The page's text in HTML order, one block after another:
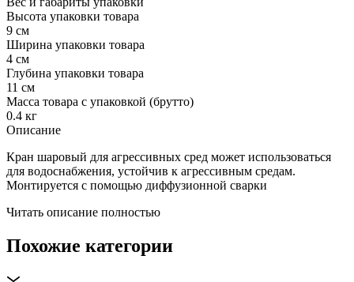
Высота упаковки товара
9 см
Ширина упаковки товара
4 см
Глубина упаковки товара
11 см
Масса товара с упаковкой (брутто)
0.4 кг
Описание
Кран шаровый для агрессивных сред может использоваться
для водоснабжения, устойчив к агрессивным средам.
Монтируется с помощью диффузионной сварки
Читать описание полностью
Похожие категории